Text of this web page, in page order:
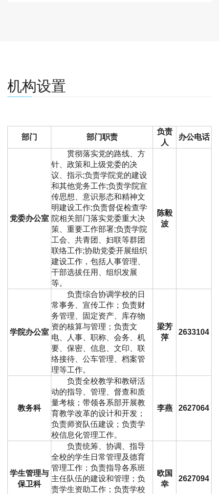
机构设置
部门 部门职责
负责
人
办公电话
党委办公室
贯彻落实党的路线、方
针、政策和上级党委的决
议、指示;负责学院党的建设
和其他党务工作;负责学院宣
传思想、意识形态和精神文
明建设工作;负责督促检查学
院相关部门落实党委重大决
策、重要工作部署;负责学院
工会、共青团、妇联等群团
联络工作;协助党委开展组织
建设工作，包括人事管理、
干部选拔任用、组织发展
等。
陈毅
波
学院办公室
负责综合协调学校的日
常事务、宣传工作；负责财
务管理、固定资产、库存物
资的核算与管理；负责文
电、人事、职称、会务、机
要、保密、信息、文印、联
络接待、公车管理、档案管
理等工作。
梁芳
萍
2633104
教务科
负责全校教学和教研活
动的指导、管理、督查和质
量考核；带领各系部开展教
育教学改革的设计和开发；
负责师资队伍建设；负责学
校信息化管理工作。
李燕 2627064
学生管理与
保卫科
负责统筹、协调、指导
全校的学生日常管理及德育
管理工作；负责指导各系班
主任队伍的建设和管理；负
责学生资助工作；负责学校
欧国
幸
2627094